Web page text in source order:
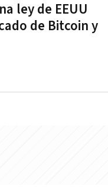
ley de EEUU
de Bitcoin y